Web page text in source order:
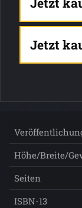
Jetzt
Höhe/Breite/
Seiten
ISBN-13